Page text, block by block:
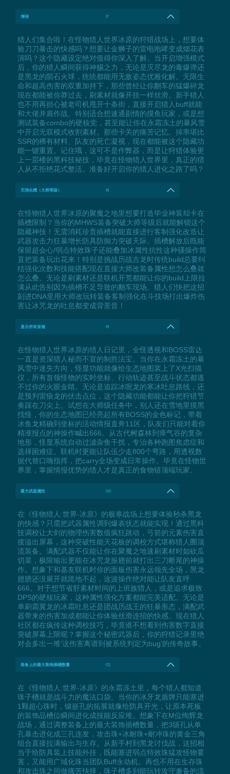
增强 f7
猎人们集合啦！在怪物猎人世界冰原的狩猎战场上，想要体
验刀刀暴击的快感吗？想要让金狮子的雷电咆哮变成烟花表
演吗？这个隐藏设定绝对值得你深入了解。当开启增强模式
后，你的猎人瞬间获得神赐之力，无论是灭尽龙的毒爆弹还
是黑龙的陨石火球，统统都能用无敌姿态优雅化解。无限生
命和超高伤害的双重加持下，那些曾经让你翻车的猛爆碎龙
现在都能被你莽过去，刷素材就像开挂一样丝滑。新手猎人
也不用再担心被老司机甩开十条街，直接开启猎人buff就能
和大佬并肩作战。特别适合想速通剧情的摸鱼玩家，或是想
测试装备combo的硬核党，甚至能让你在永霜冻土的暴风雪
中开启无双模式收割素材。那些卡关的痛苦记忆、掉率堪比
SSR的稀有材料、队友的死亡凝视，现在都能被这个隐藏功
能一键重置。记住哦，这可不是作弊器，而是让狩猎体验更
上一层楼的黑科技秘技，毕竟在怪物猎人世界里，真正的猎
人从不拒绝花式整活。准备好开启你的猎人进化之路了吗？
无强化槽（大师等级） f8
在怪物猎人世界冰原的聚魔之地里想要打造毕业神装却卡在
插槽限制？当你的MHWS装备突破大师等级后就能解锁这个
隐藏神技！无需消耗珍贵插槽就能直接进行客制强化改造让
武器攻击力狂暴增长防具防御力突破天际。插槽解放后既能
保留超会心/弱点特效珠子还能叠加冰属性抗性这种骚操作简
直把装备玩出花来！特别是挑战历战古龙时传统build总要纠
结强化次数和技能搭配现在直接大师改装备属性想怎么叠就
怎么叠。无论是刷素材还是联机开荒都能让你的build上限拉
满从此告别因为插槽不足导致的翻车现场。猎人们快把这招
刻进DNA里用大师改玩转装备客制强化在斗技场打出爆炸伤
害让冰咒龙的吐息都变成背景音！
显示所有首领 f9
在怪物猎人世界冰原的猎人日记里，全怪透视和BOSS雷达
一直是资深猎人秘而不宣的制胜法宝。当你在永霜冻土的暴
风雪中迷失方向，怪显功能就像给生态地图装上了X光扫描
仪，所有首领怪物的实时坐标、行动轨迹甚至战斗状态都逃
不过你的火眼金睛。无论是追踪冰呪龙的寒冰吐息路线，还
是预判雷狼龙的伏击点位，这个隐藏功能都能让你把狩猎节
奏踩在刀尖上。试想在大师级任务中，别人还在雪地里摸黑
找怪，你的生态地图已经亮起所有BOSS的金色标记，带着
冰鱼龙精确到坐标的活动情报直奔11区，队友们只能对着你
精准报点的神操作喊出666。从古代树森林到瘴气谷的复杂
地形，怪显系统自动过滤杂鱼干扰，专治各种跑图焦虑症和
选择困难症。联机时更能让队伍少走800个弯路，用透视数
据代替口嗨指挥，把carry全场变成日常操作。毕竟在怪物世
界里，掌握情报优势的猎人才是真正的食物链顶端玩家。
最大武器属性 f10
在《怪物猎人:世界-冰原》的极寒战场上想要体验秒杀黑龙
的快感？只需把武器属性调到爆表状态就能实现！通过黑科
技调校让大剑的物理伤害数值疯狂跳动，弓箭的元素伤害直
接溢出屏幕，这种突破性能天花板的调校方式堪称猎人圈顶
流装备。满配武器不仅能让你在聚魔之地速刷素材时如砍瓜
切菜，极限输出更能在冰咒龙振翅前就打出三刀断尾的神操
作。想象下和基友联机时你的面板伤害永远领先全场，黑龙
翅膀还没展开就跪地不起，这波操作绝对能让队友直呼
666。对于想节省肝素材时间的上班族猎人，或是追求极致
DPS的硬核玩家，这种属性强化方案都能完美适配。无论是
单刷霜翼龙的冰霜吐息还是团战历战王的狂暴形态，满配武
器带来的伤害加成都能让你体验丝滑连招的快感。现在猎人
社区都在疯传这种调校技巧，毕竟谁不想看到伤害数字直接
突破屏幕上限呢？掌握这个秘密武器后，你的狩猎记录里绝
对会多出一堆'这伤害离谱到被系统判定为bug'的传奇故事。
装备上的最大装饰插槽数量 f11
在《怪物猎人:世界-冰原》的永霜冻土里，每个猎人都知道
珠子槽就是战斗力的魔法口袋。当你的冰牙龙盾牌只能塞进
1颗超心珠时，镶嵌孔的拓展就像给防具开光，让原本死板
的装饰品槽位瞬间进化成技能反应堆。想象下在M位绚辉龙
战场，通过调整装备上的最大装饰插槽数量，把3级孔从单
孔暴击进化成三孔连发，攻击珠+冰耐珠+耐冲珠的黄金三角
组合直接拉满输出与生存。从新手村到黑龙讨伐战，这招相
当于给防具装上技能外挂，既能塞进弱点特效珠猛攻怪物要
害，又能用广域化珠当团队Buff永动机。再也不用在生存珠
和攻击珠之间做痛苦抉择，珠子槽多到能玩转攻守兼备的流